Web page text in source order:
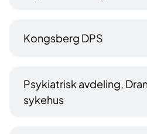
Kongsberg DPS
Psykiatrisk avdeling,
sykehus